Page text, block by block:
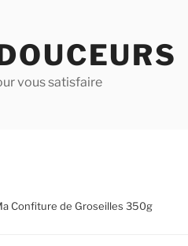
vous satisfaire
Confiture de Groseilles 350g